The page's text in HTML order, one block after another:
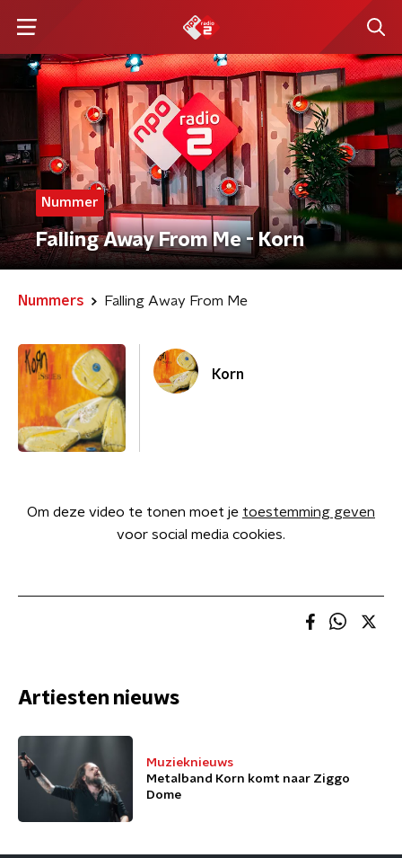
Nummer
Falling Away From Me - Korn
Nummers Falling Away From Me
Korn
Om deze video te tonen moet je toestemming geven
voor social media cookies.
Artiesten nieuws
Muzieknieuws
Metalband Korn komt naar Ziggo
Dome